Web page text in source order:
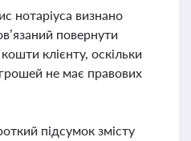
нотаріуса визнано
повернути
клієнту, оскільки
не має правових
підсумок змісту